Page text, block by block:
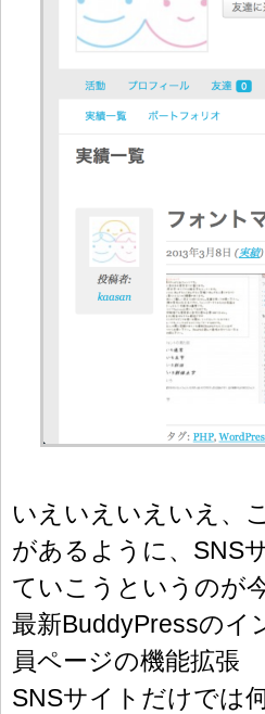
いえいえいえいえ、
があるように、SNS
ていこうというのが
最新BuddyPressのイ
員ページの機能拡張
SNSサイトだけでは